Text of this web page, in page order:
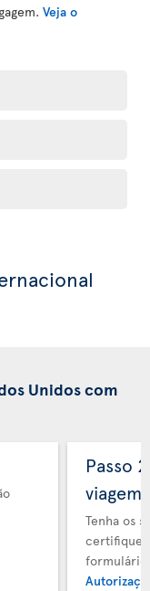
Veja o
Unidos com
Passo
viagem
Tenha os
certifique-